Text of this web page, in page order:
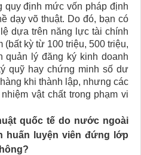
quy định mức vốn pháp định
dạy võ thuật. Do đó, bạn có
dựa trên năng lực tài chính
(bất kỳ từ 100 triệu, 500 triệu,
quản lý đăng ký kinh doanh
quỹ hay chứng minh số dư
khi thành lập, nhưng các
vật chất trong phạm vi
quốc tế do nước ngoài
huấn luyện viên đứng lớp